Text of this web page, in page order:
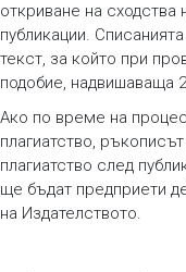
откриване на сходства
публикации.
текст, за който при
подобие, надвишаваща
Ако по време на
плагиатство,
плагиатство след
ще бъдат предприети
на Издателството.